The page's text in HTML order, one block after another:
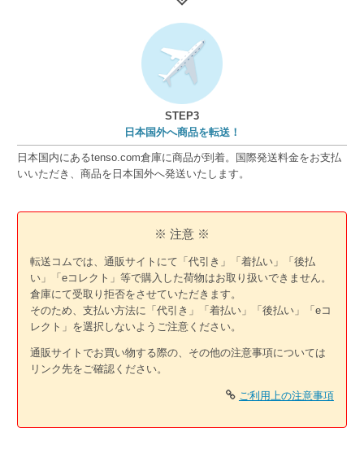
STEP3
日本国外へ商品を転送！
日本国内にあるtenso.com倉庫に商品が到着。国際発送料金をお支払
いいただき、商品を日本国外へ発送いたします。
※ 注意 ※
転送コムでは、通販サイトにて「代引き」「着払い」「後払
い」「eコレクト」等で購入した荷物はお取り扱いできません。
倉庫にて受取り拒否をさせていただきます。
そのため、支払い方法に「代引き」「着払い」「後払い」「eコ
レクト」を選択しないようご注意ください。
通販サイトでお買い物する際の、その他の注意事項については
リンク先をご確認ください。
ご利用上の注意事項